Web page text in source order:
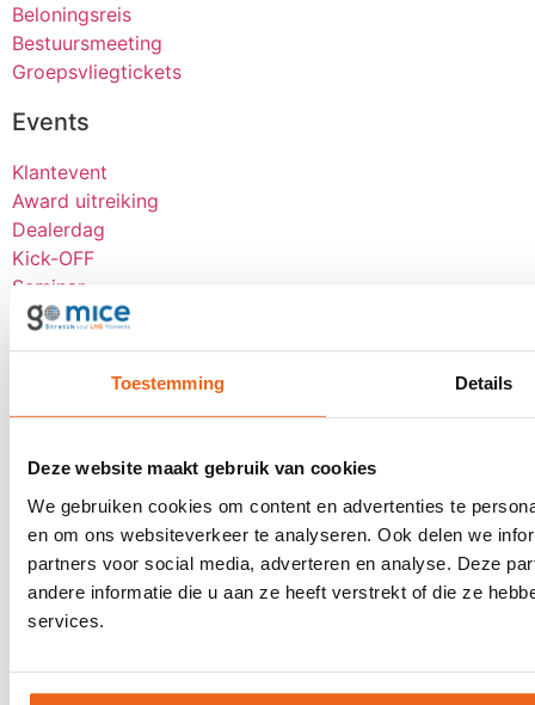
Toestemming Details
Deze website maakt gebruik van cookies
We gebruiken cookies om content en advertenties te
en om ons websiteverkeer te analyseren. Ook delen we
partners voor social media, adverteren en analyse. Deze
andere informatie die u aan ze heeft verstrekt of die ze
services.
Beloningsreis
Bestuursmeeting
Groepsvliegtickets
Events
Klantevent
Award uitreiking
Dealerdag
Kick-OFF
Seminar
Bekijk alle
Blog
Werken bij
Digitale tools
Stretch-methode
Klantervaringen
MVO
Offerte aanvragen